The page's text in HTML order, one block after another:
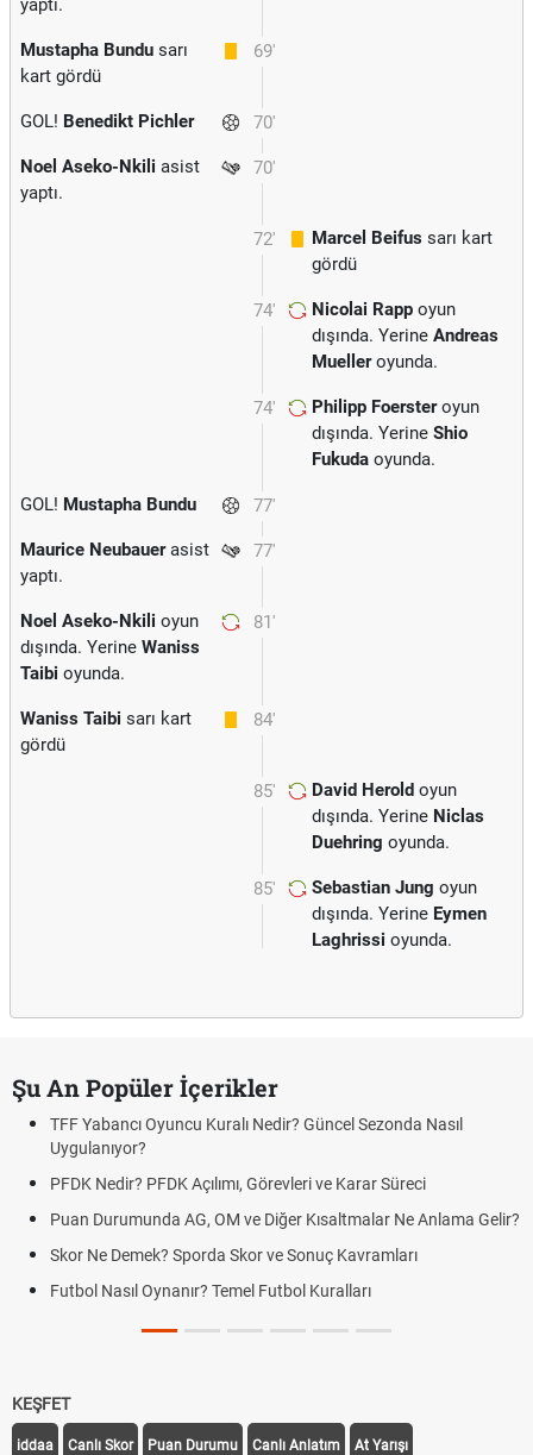
yaptı.
69'
Mustapha Bundu sarı
kart gördü
70'
GOL! Benedikt Pichler
70'
Noel Aseko-Nkili asist
yaptı.
72' Marcel Beifus sarı kart
gördü
74' Nicolai Rapp oyun
dışında. Yerine Andreas
Muelleroyunda.
74' Philipp Foersteroyun
dışında. Yerine Shio
Fukuda oyunda.
77'
GOL! Mustapha Bundu
77'
Maurice Neubauerasist
yaptı.
81'
Noel Aseko-Nkili oyun
dışında. Yerine Waniss
Taibi oyunda.
84'
Waniss Taibi sarı kart
gördü
85' David Herold oyun
dışında. Yerine Niclas
Duehring oyunda.
85' Sebastian Jung oyun
dışında. Yerine Eymen
Laghrissi oyunda.
Şu An Popüler İçerikler
TFF Yabancı Oyuncu Kuralı Nedir? Güncel Sezonda Nasıl
Uygulanıyor?
PFDK Nedir? PFDK Açılımı, Görevleri ve Karar Süreci
Puan Durumunda AG, OM ve Diğer Kısaltmalar Ne Anlama Gelir?
Skor Ne Demek? Sporda Skor ve Sonuç Kavramları
Futbol Nasıl Oynanır? Temel Futbol Kuralları
KEŞFET
iddaa Canlı Skor Puan Durumu Canlı Anlatım At Yarışı